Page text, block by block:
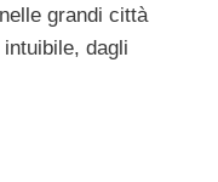
grandi città
dagli